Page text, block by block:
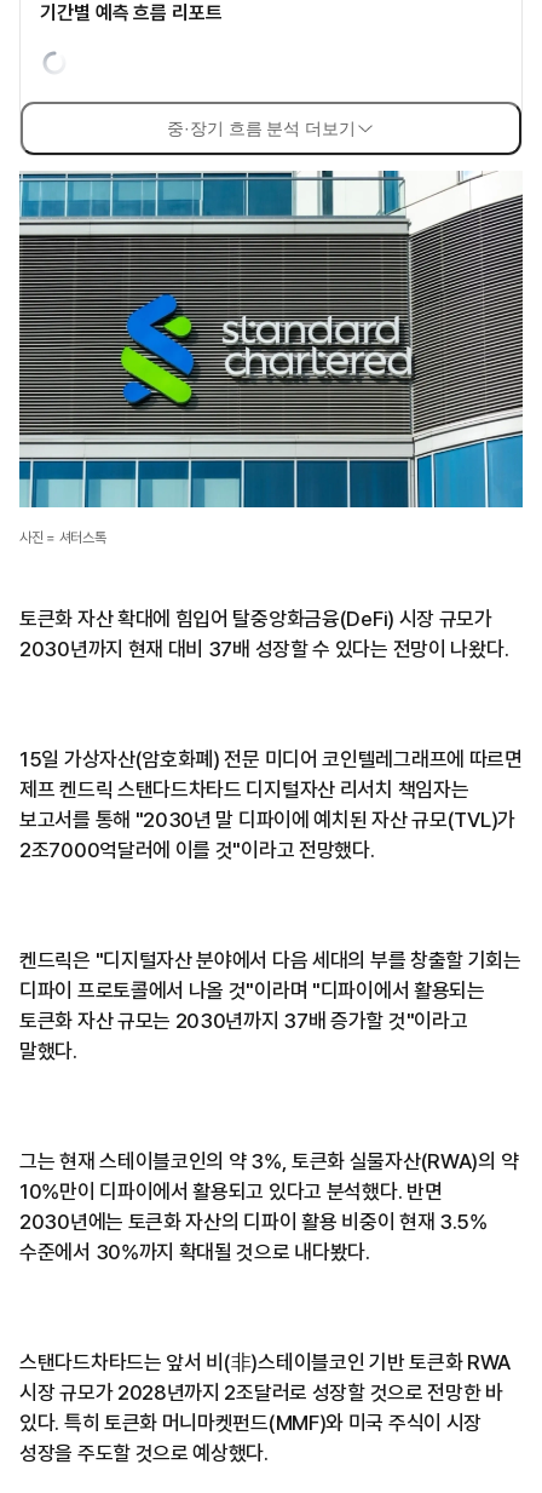
기간별 예측 흐름 리포트
중·장기 흐름 분석 더보기
사진 = 셔터스톡
토큰화 자산 확대에 힘입어 탈중앙화금융(DeFi) 시장 규모가
2030년까지 현재 대비 37배 성장할 수 있다는 전망이 나왔다.
15일 가상자산(암호화폐) 전문 미디어 코인텔레그래프에 따르면
제프 켄드릭 스탠다드차타드 디지털자산 리서치 책임자는
보고서를 통해 "2030년 말 디파이에 예치된 자산 규모(TVL)가
2조7000억달러에 이를 것"이라고 전망했다.
켄드릭은 "디지털자산 분야에서 다음 세대의 부를 창출할 기회는
디파이 프로토콜에서 나올 것"이라며 "디파이에서 활용되는
토큰화 자산 규모는 2030년까지 37배 증가할 것"이라고
말했다.
그는 현재 스테이블코인의 약 3%, 토큰화 실물자산(RWA)의 약
10%만이 디파이에서 활용되고 있다고 분석했다. 반면
2030년에는 토큰화 자산의 디파이 활용 비중이 현재 3.5%
수준에서 30%까지 확대될 것으로 내다봤다.
스탠다드차타드는 앞서 비(非)스테이블코인 기반 토큰화 RWA
시장 규모가 2028년까지 2조달러로 성장할 것으로 전망한 바
있다. 특히 토큰화 머니마켓펀드(MMF)와 미국 주식이 시장
성장을 주도할 것으로 예상했다.